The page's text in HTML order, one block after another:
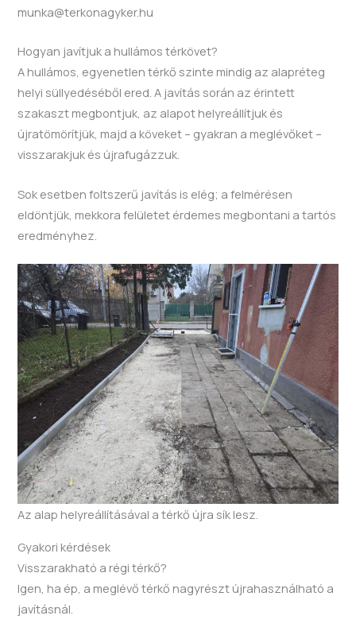
munka@terkonagyker.hu
Hogyan javítjuk a hullámos térkövet?
A hullámos, egyenetlen térkő szinte mindig az alapréteg
helyi süllyedéséből ered. A javítás során az érintett
szakaszt megbontjuk, az alapot helyreállítjuk és
újratömörítjük, majd a köveket – gyakran a meglévőket –
visszarakjuk és újrafugázzuk.
Sok esetben foltszerű javítás is elég; a felmérésen
eldöntjük, mekkora felületet érdemes megbontani a tartós
eredményhez.
Az alap helyreállításával a térkő újra sík lesz.
Gyakori kérdések
Visszarakható a régi térkő?
Igen, ha ép, a meglévő térkő nagyrészt újrahasználható a
javításnál.